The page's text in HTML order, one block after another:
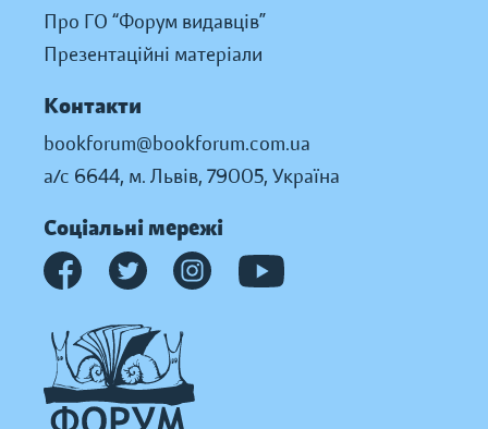
Про ГО “Форум видавців”
Презентаційні матеріали
Контакти
bookforum@bookforum.com.ua
а/с 6644, м. Львів, 79005, Україна
Соціальні мережі